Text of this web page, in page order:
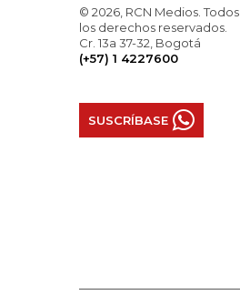
© 2026, RCN Medios. Todos
los derechos reservados.
Cr. 13a 37-32, Bogotá
(+57) 1 4227600
SUSCRÍBASE